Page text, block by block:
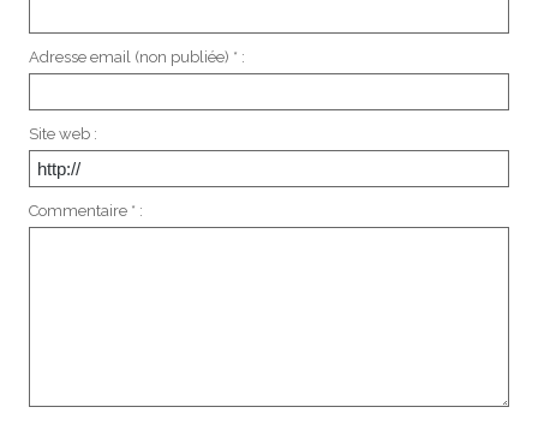
Adresse email (non publiée) * :
Site web :
Commentaire * :